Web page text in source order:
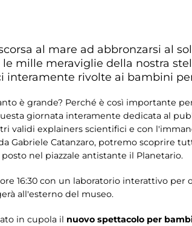
al mare ad abbronzarsi al
mille meraviglie della nostra
interamente rivolte ai bambini
è grande? Perché è così importante
giornata interamente dedicata al
validi explainers scientifici e con
Gabriele Catanzaro, potremo scoprire
nel piazzale antistante il Planetario.
16:30 con un laboratorio interattivo per
all'esterno del museo.
in cupola il nuovo spettacolo per